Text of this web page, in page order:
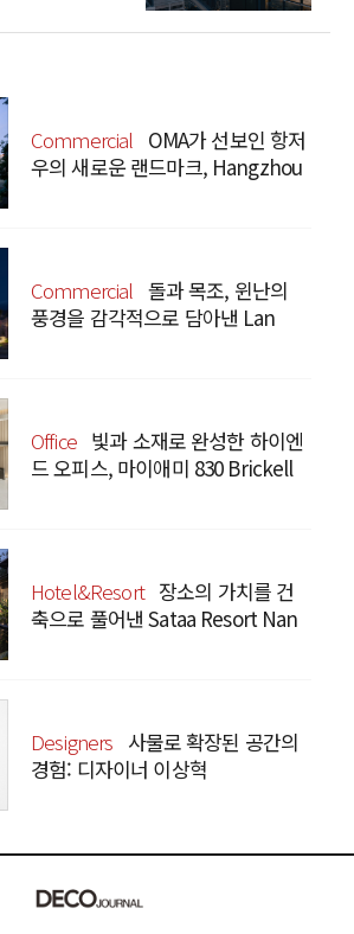
Commercial OMA가 선보인 항저
우의 새로운 랜드마크, Hangzhou
Commercial 돌과 목조, 윈난의
풍경을 감각적으로 담아낸 Lan
Office 빛과 소재로 완성한 하이엔
드 오피스, 마이애미 830 Brickell
Hotel&Resort 장소의 가치를 건
축으로 풀어낸 Sataa Resort Nan
Designers 사물로 확장된 공간의
경험: 디자이너 이상혁